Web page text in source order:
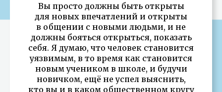
Вы просто должны быть открыты
для новых впечатлений и открыты
в общении с новыми людьми, и не
должны бояться открыться, показать
себя. Я думаю, что человек становится
уязвимым, в то время как становится
новым учеником в школе, и будучи
новичком, ещё не успел выяснить,
кто вы и в каком общественном кругу